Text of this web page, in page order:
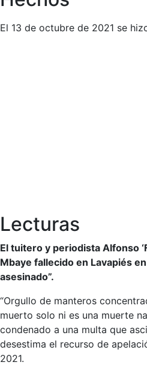
El 13 de octubre de 2021 se
Lecturas
El tuitero y periodista Alfonso
Mbaye fallecido en Lavapiés
asesinado”.
“Orgullo de manteros
muerto solo ni es una muerte
condenado a una multa que
desestima el recurso de
2021.